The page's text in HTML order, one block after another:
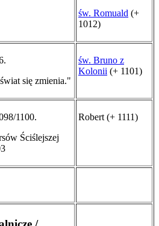
św. Romuald (+
1012)
się zmienia."
św. Bruno z
Kolonii (+ 1101)
1100.
Ściślejszej
Robert (+ 1111)